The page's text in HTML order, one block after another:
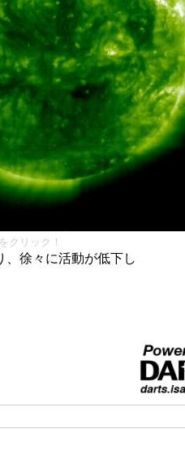
クリック！
、徐々に活動が低下し